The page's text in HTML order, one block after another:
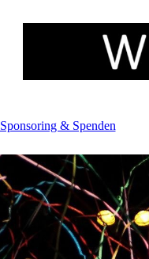
Sponsoring & Spenden